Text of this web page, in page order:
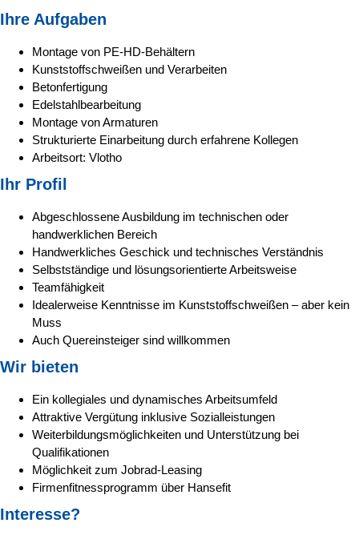
Ihre Aufgaben
Montage von PE-HD-Behältern
Kunststoffschweißen und Verarbeiten
Betonfertigung
Edelstahlbearbeitung
Montage von Armaturen
Strukturierte Einarbeitung durch erfahrene Kollegen
Arbeitsort: Vlotho
Ihr Profil
Abgeschlossene Ausbildung im technischen oder
handwerklichen Bereich
Handwerkliches Geschick und technisches Verständnis
Selbstständige und lösungsorientierte Arbeitsweise
Teamfähigkeit
Idealerweise Kenntnisse im Kunststoffschweißen – aber kein
Muss
Auch Quereinsteiger sind willkommen
Wir bieten
Ein kollegiales und dynamisches Arbeitsumfeld
Attraktive Vergütung inklusive Sozialleistungen
Weiterbildungsmöglichkeiten und Unterstützung bei
Qualifikationen
Möglichkeit zum Jobrad-Leasing
Firmenfitnessprogramm über Hansefit
Interesse?